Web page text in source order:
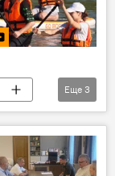
Еще 3